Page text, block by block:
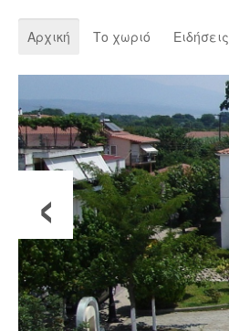
Αρχική Το χωριό Ειδήσεις
‹